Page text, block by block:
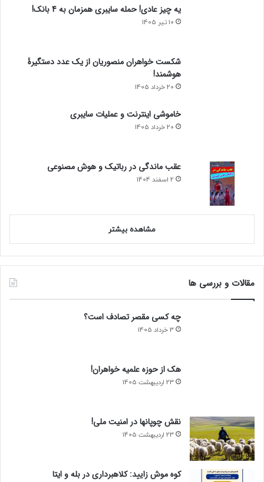
یه چیز عادی! حمله سایبری همزمان به 4 بانک!
10 تیر 1405
شکست خواهران منصوریان از یک عدد دستگیرۀ
هوشمند!
20 خرداد 1405
خاموشی اینترنت و عملیات سایبری
20 خرداد 1405
عقب ماندگی در رباتیک و هوش مصنوعی
2 اسفند 1404
مشاهده بیشتر
مقالات و بررسی ها
چه کسی مقصر تصادف است؟
3 خرداد 1405
هک از حوزه علمیه خواهران!
23 اردیبهشت 1405
نقش چوپانها در امنیت ملی!
23 اردیبهشت 1405
کوه موش زایید: کلاهبرداری در بله و ایتا